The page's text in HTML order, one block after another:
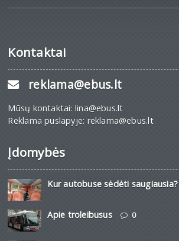
Kontaktai
reklama@ebus.lt
Mūsų kontaktai: lina@ebus.lt
Reklama puslapyje: reklama@ebus.lt
Įdomybės
Kur autobuse sėdėti saugiausia?
Apie troleibusus 0